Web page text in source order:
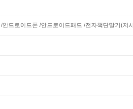
드로이드폰 /안드로이드패드 /전자책단말기(저